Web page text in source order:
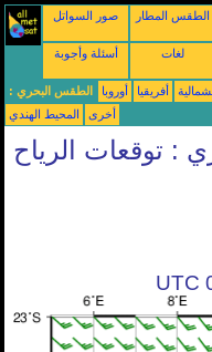
صور السواتل الطقس المطار
أسئلة وأجوبة لغات
الطقس البحري : أوروبا أفريقيا
المحيط الهندي
أخرى
: توقعات الرياح